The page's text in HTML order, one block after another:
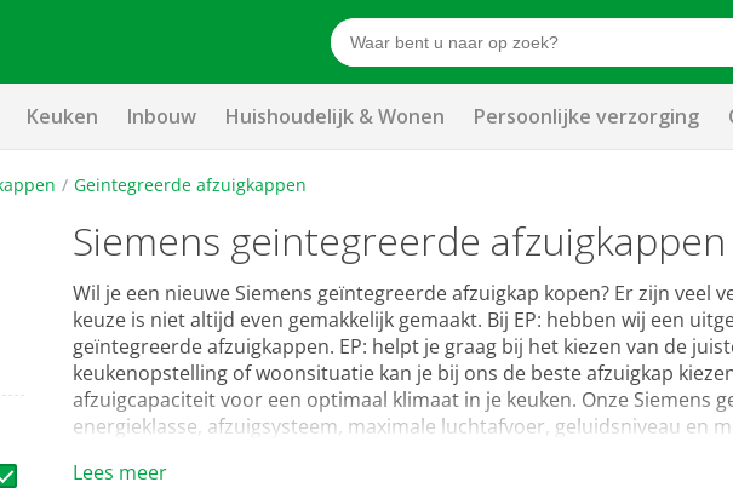
Keuken Inbouw Huishoudelijk & Wonen Persoonlijke verzorging
Geintegreerde afzuigkappen
Siemens geintegreerde afzuigkappen
Wil je een nieuwe Siemens geïntegreerde afzuigkap kopen? Er zijn
keuze is niet altijd even gemakkelijk gemaakt. Bij EP: hebben wij een
geïntegreerde afzuigkappen. EP: helpt je graag bij het kiezen van de
keukenopstelling of woonsituatie kan je bij ons de beste afzuigkap
afzuigcapaciteit voor een optimaal klimaat in je keuken. Onze Siemens
energieklasse, afzuigsysteem, maximale luchtafvoer, geluidsniveau en
Lees meer